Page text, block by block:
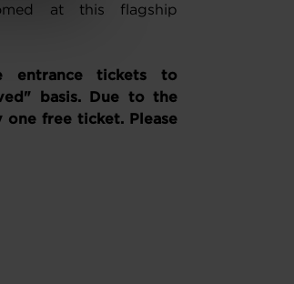
at this flagship
entrance tickets to
basis. Due to the
one free ticket. Please